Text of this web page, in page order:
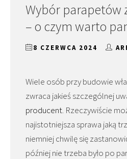
Wybór parapetów
– o czym warto
8 CZERWCA 2024
Wiele osób przy budowie
zwraca jakieś szczególnej
producent. Rzeczywiście
najistotniejsza sprawa jaką
niemniej chwilę się
później nie trzeba było po